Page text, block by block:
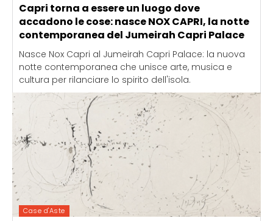
Capri torna a essere un luogo dove
accadono le cose: nasce NOX CAPRI, la notte
contemporanea del Jumeirah Capri Palace
Nasce Nox Capri al Jumeirah Capri Palace: la nuova
notte contemporanea che unisce arte, musica e
cultura per rilanciare lo spirito dell'isola.
Case d'Aste